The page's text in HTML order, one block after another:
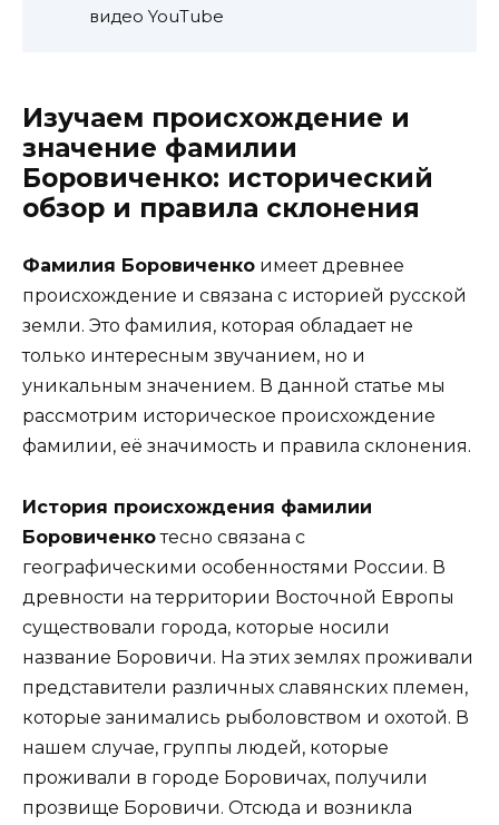
видео YouTube
Изучаем происхождение и
значение фамилии
Боровиченко: исторический
обзор и правила склонения
Фамилия Боровиченко имеет древнее
происхождение и связана с историей русской
земли. Это фамилия, которая обладает не
только интересным звучанием, но и
уникальным значением. В данной статье мы
рассмотрим историческое происхождение
фамилии, её значимость и правила склонения.
История происхождения фамилии
Боровиченкотесно связана с
географическими особенностями России. В
древности на территории Восточной Европы
существовали города, которые носили
название Боровичи. На этих землях проживали
представители различных славянских племен,
которые занимались рыболовством и охотой. В
нашем случае, группы людей, которые
проживали в городе Боровичах, получили
прозвище Боровичи. Отсюда и возникла